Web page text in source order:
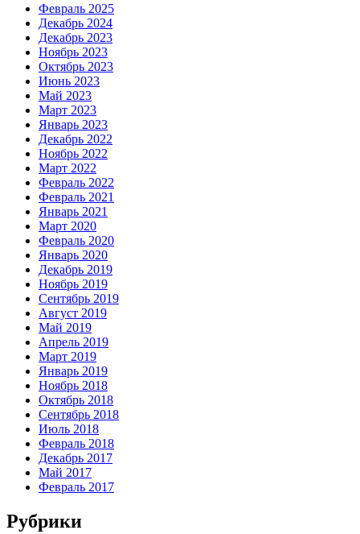
Февраль 2025
Декабрь 2024
Декабрь 2023
Ноябрь 2023
Октябрь 2023
Июнь 2023
Май 2023
Март 2023
Январь 2023
Декабрь 2022
Ноябрь 2022
Март 2022
Февраль 2022
Февраль 2021
Январь 2021
Март 2020
Февраль 2020
Январь 2020
Декабрь 2019
Ноябрь 2019
Сентябрь 2019
Август 2019
Май 2019
Апрель 2019
Март 2019
Январь 2019
Ноябрь 2018
Октябрь 2018
Сентябрь 2018
Июль 2018
Февраль 2018
Декабрь 2017
Май 2017
Февраль 2017
Рубрики